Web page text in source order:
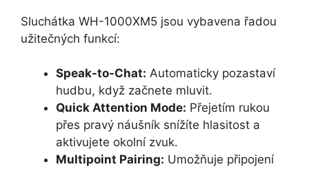
Sluchátka WH-1000XM5 jsou vybavena řadou
užitečných funkcí:
Speak-to-Chat: Automaticky pozastaví
hudbu, když začnete mluvit.
Quick Attention Mode: Přejetím rukou
přes pravý náušník snížíte hlasitost a
aktivujete okolní zvuk.
Multipoint Pairing: Umožňuje připojení